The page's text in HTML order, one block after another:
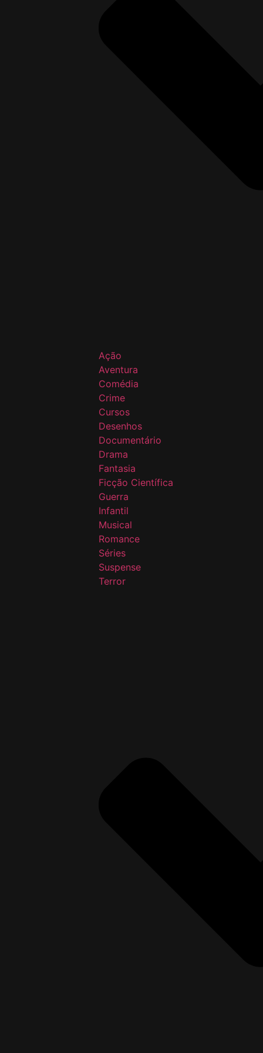
Ação
Aventura
Comédia
Crime
Cursos
Desenhos
Documentário
Drama
Fantasia
Ficção Científica
Guerra
Infantil
Musical
Romance
Séries
Suspense
Terror